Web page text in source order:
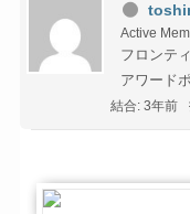
Active
フロンテ
アワード
結合: 3年前